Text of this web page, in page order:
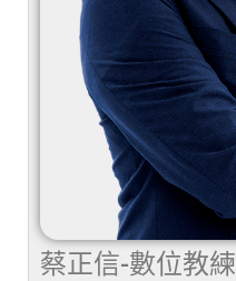
蔡正信-數位教練